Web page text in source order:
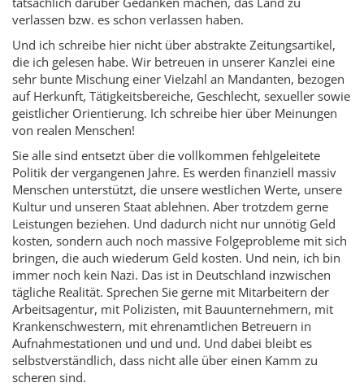
verlassen bzw. es schon verlassen haben.
Und ich schreibe hier nicht über abstrakte Zeitungsartikel,
die ich gelesen habe. Wir betreuen in unserer Kanzlei eine
sehr bunte Mischung einer Vielzahl an Mandanten, bezogen
auf Herkunft, Tätigkeitsbereiche, Geschlecht, sexueller sowie
geistlicher Orientierung. Ich schreibe hier über Meinungen
von realen Menschen!
Sie alle sind entsetzt über die vollkommen fehlgeleitete
Politik der vergangenen Jahre. Es werden finanziell massiv
Menschen unterstützt, die unsere westlichen Werte, unsere
Kultur und unseren Staat ablehnen. Aber trotzdem gerne
Leistungen beziehen. Und dadurch nicht nur unnötig Geld
kosten, sondern auch noch massive Folgeprobleme mit sich
bringen, die auch wiederum Geld kosten. Und nein, ich bin
immer noch kein Nazi. Das ist in Deutschland inzwischen
tägliche Realität. Sprechen Sie gerne mit Mitarbeitern der
Arbeitsagentur, mit Polizisten, mit Bauunternehmern, mit
Krankenschwestern, mit ehrenamtlichen Betreuern in
Aufnahmestationen und und und. Und dabei bleibt es
selbstverständlich, dass nicht alle über einen Kamm zu
scheren sind.